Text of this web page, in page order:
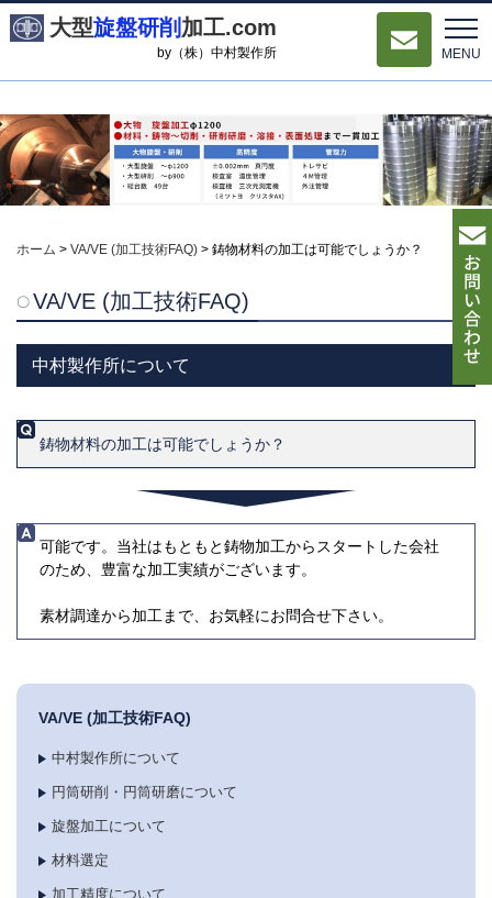
MENU
大型旋盤研削 加工.com
by（株）中村製作所
ホーム > VA/VE (加工技術FAQ) > 鋳物材料の加工は可能でしょうか？
VA/VE (加工技術FAQ)
中村製作所について
鋳物材料の加工は可能でしょうか？
可能です。当社はもともと鋳物加工からスタートした会社
のため、豊富な加工実績がございます。
素材調達から加工まで、お気軽にお問合せ下さい。
VA/VE (加工技術FAQ)
中村製作所について
円筒研削・円筒研磨について
旋盤加工について
材料選定
加工精度について